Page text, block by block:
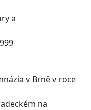
a
v Brně v roce
na